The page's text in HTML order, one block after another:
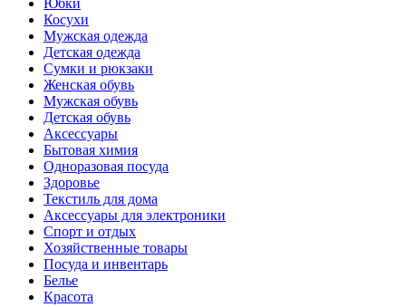
Юбки
Косухи
Мужская одежда
Детская одежда
Сумки и рюкзаки
Женская обувь
Мужская обувь
Детская обувь
Аксессуары
Бытовая химия
Одноразовая посуда
Здоровье
Текстиль для дома
Аксессуары для электроники
Спорт и отдых
Хозяйственные товары
Посуда и инвентарь
Белье
Красота